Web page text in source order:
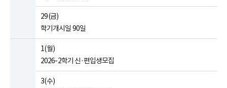
29(금)
학기개시일 90일
1(월)
2026-2학기 신·편입생모집
3(수)